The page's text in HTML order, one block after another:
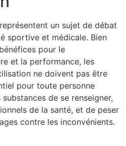
un sujet de débat
sportive et médicale. Bien
pour le
et la performance, les
ne doivent pas être
pour toute personne
de se renseigner,
de la santé, et de peser
contre les inconvénients.